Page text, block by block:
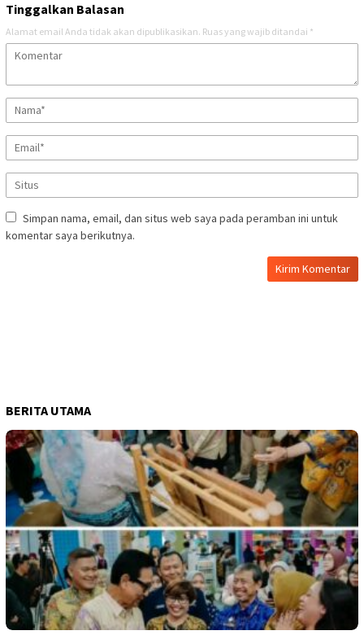
Tinggalkan Balasan
Alamat email Anda tidak akan dipublikasikan. Ruas yang wajib ditandai *
Simpan nama, email, dan situs web saya pada peramban ini untuk
komentar saya berikutnya.
BERITA UTAMA